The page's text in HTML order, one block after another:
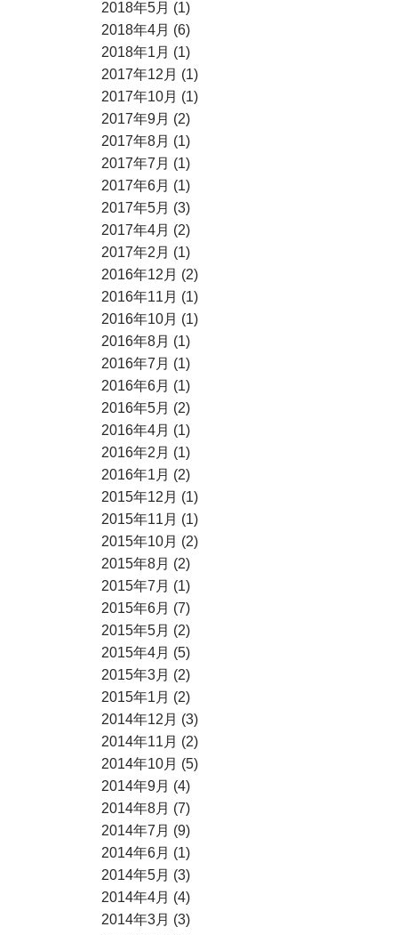
2018年5月 (1)
2018年4月 (6)
2018年1月 (1)
2017年12月 (1)
2017年10月 (1)
2017年9月 (2)
2017年8月 (1)
2017年7月 (1)
2017年6月 (1)
2017年5月 (3)
2017年4月 (2)
2017年2月 (1)
2016年12月 (2)
2016年11月 (1)
2016年10月 (1)
2016年8月 (1)
2016年7月 (1)
2016年6月 (1)
2016年5月 (2)
2016年4月 (1)
2016年2月 (1)
2016年1月 (2)
2015年12月 (1)
2015年11月 (1)
2015年10月 (2)
2015年8月 (2)
2015年7月 (1)
2015年6月 (7)
2015年5月 (2)
2015年4月 (5)
2015年3月 (2)
2015年1月 (2)
2014年12月 (3)
2014年11月 (2)
2014年10月 (5)
2014年9月 (4)
2014年8月 (7)
2014年7月 (9)
2014年6月 (1)
2014年5月 (3)
2014年4月 (4)
2014年3月 (3)